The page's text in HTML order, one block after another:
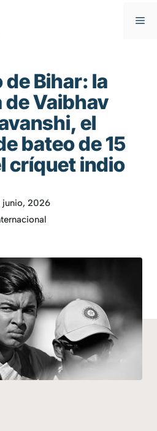
de Bihar: la
Vaibhav
el
bateo de 15
críquet indio
junio, 2026